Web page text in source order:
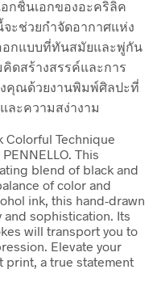
กชิ้นเอกของอะคริลิค
ะช่วยกำจัดอากาศแห่ง
กแบบที่ทันสมัยและพู่กัน
ดสร้างสรรค์และการ
คุณด้วยงานพิมพ์ศิลปะที่
ละความสง่างาม
Colorful Technique
This
blend of black and
of color and
ink, this hand-drawn
and sophistication. Its
will transport you to
Elevate your
print, a true statement